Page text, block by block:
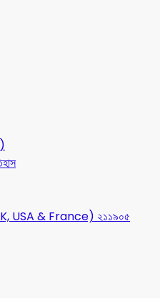
(UK, USA & France) ২১১৯০৫